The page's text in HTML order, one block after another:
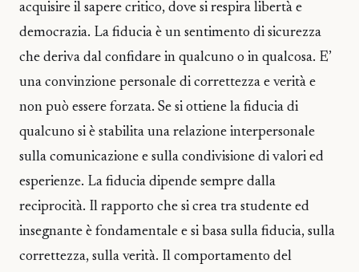
acquisire il sapere critico, dove si respira libertà e
democrazia. La fiducia è un sentimento di sicurezza
che deriva dal confidare in qualcuno o in qualcosa. E’
una convinzione personale di correttezza e verità e
non può essere forzata. Se si ottiene la fiducia di
qualcuno si è stabilita una relazione interpersonale
sulla comunicazione e sulla condivisione di valori ed
esperienze. La fiducia dipende sempre dalla
reciprocità. Il rapporto che si crea tra studente ed
insegnante è fondamentale e si basa sulla fiducia, sulla
correttezza, sulla verità. Il comportamento del